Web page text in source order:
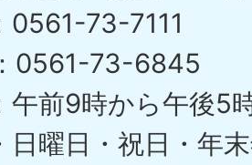
0561-73-7111
0561-73-6845
午前9時から午後5
日曜日・祝日・年